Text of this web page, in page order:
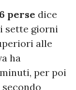
perse dice
sette giorni
alle
ha
per poi